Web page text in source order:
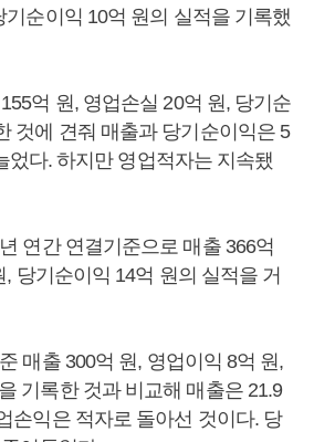
기순이익 10억 원의 실적을 기록했
억 원, 영업손실 20억 원, 당기순
것에 견줘 매출과 당기순이익은 5
었다. 하지만 영업적자는 지속됐
연간 연결기준으로 매출 366억
당기순이익 14억 원의 실적을 거
매출 300억 원, 영업이익 8억 원,
기록한 것과 비교해 매출은 21.9
손익은 적자로 돌아선 것이다. 당